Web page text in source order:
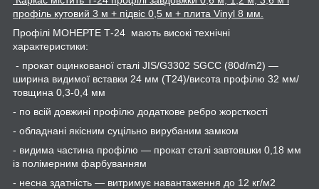
профіль кутовий 3 м + підвіс 0,5 м + плита Vinyl 8 мм.
Профілі МОНЕРТЕ Т-24 мають високі технічні
характеристики:
- прокат оцинкованої сталі JIS/G3302 SGCC (80d/m2) —
ширина видимої вставки 24 мм (Т24)/висота профілю 32 мм/
товщина 0,3-0,4 мм
- по всій довжині профілю додаткове ребро жорсткості
- обладнані якісним суцільно вирубаним замком
- видима частина профілю — прокат сталі завтовшки 0,18 мм
із полімерним фарбуванням
- несна здатність — витримує навантаження до 12 кг/м2